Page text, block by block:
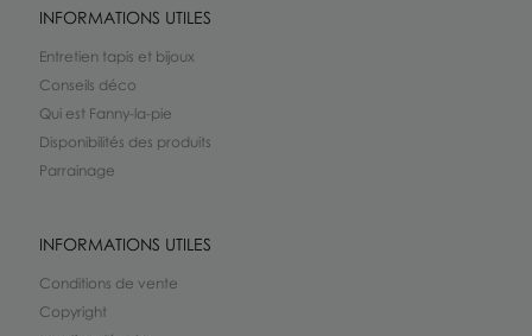
INFORMATIONS UTILES
Entretien tapis et bijoux
Conseils déco
Qui est Fanny-la-pie
Disponibilités des produits
Parrainage
INFORMATIONS UTILES
Conditions de vente
Copyright